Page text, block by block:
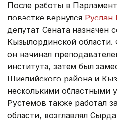
После работы в
повестке вернулся Руслан
депутат Сената назначен
Кызылординской области.
он начинал
института, затем был
Шиелийского района и
несколькими областными
Рустемов также работал
области, возглавлял